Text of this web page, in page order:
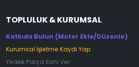
TOPLULUK & KURUMSAL
Katkıda Bulun (Motor Ekle/Düzenle)
Kurumsal İşletme Kaydı Yap
Yedek Parça İlanı Ver